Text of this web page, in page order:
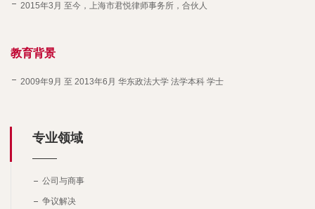
2015年3月 至今，上海市君悦律师事务所，合伙人
教育背景
2009年9月 至 2013年6月 华东政法大学 法学本科 学士
专业领域
公司与商事
争议解决